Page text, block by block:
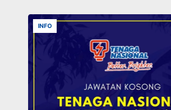
INFO